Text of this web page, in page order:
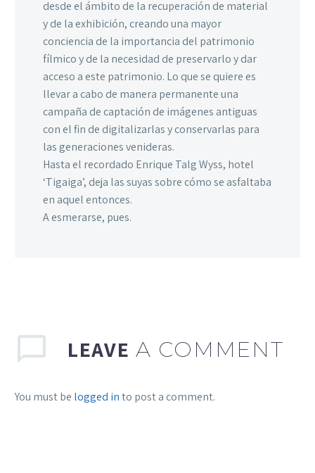
desde el ámbito de la recuperación de material
y de la exhibición, creando una mayor
conciencia de la importancia del patrimonio
fílmico y de la necesidad de preservarlo y dar
acceso a este patrimonio. Lo que se quiere es
llevar a cabo de manera permanente una
campaña de captación de imágenes antiguas
con el fin de digitalizarlas y conservarlas para
las generaciones venideras.
Hasta el recordado Enrique Talg Wyss, hotel
‘Tigaiga’, deja las suyas sobre cómo se asfaltaba
en aquel entonces.
A esmerarse, pues.
LEAVE A COMMENT
You must be logged into post a comment.